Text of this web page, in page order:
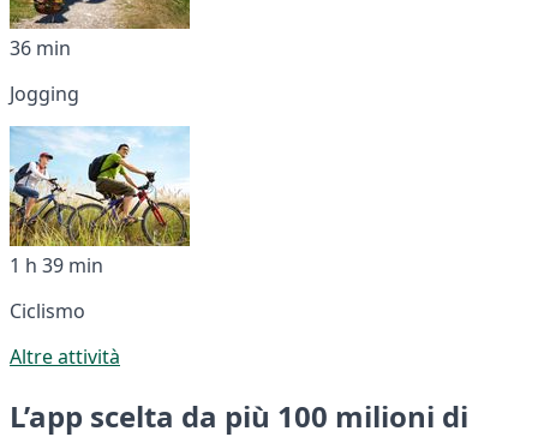
36 min
Jogging
1 h 39 min
Ciclismo
Altre attività
L’app scelta da più 100 milioni di